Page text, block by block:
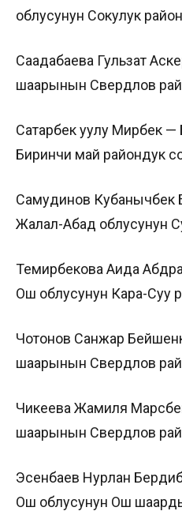
облусунун Сокулук
Саадабаева Гульзат
шаарынын Свердлов
Сатарбек уулу Мирбек
Биринчи май райондук
Самудинов Кубанычбек
Жалал-Абад облусунун
Темирбекова Аида
Ош облусунун Кара-Суу
Чотонов Санжар
шаарынын Свердлов
Чикеева Жамиля
шаарынын Свердлов
Эсенбаев Нурлан
Ош облусунун Ош